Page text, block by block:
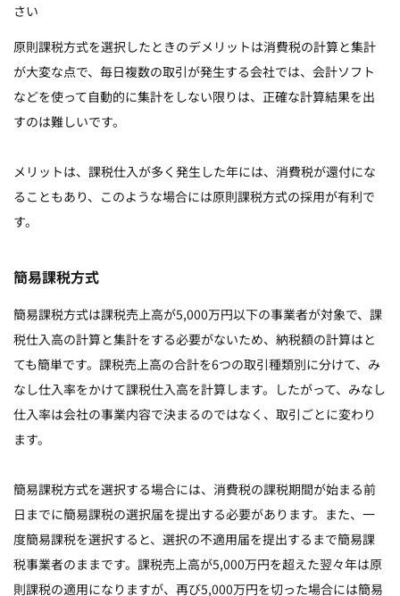
さい
原則課税方式を選択したときのデメリットは消費税の計算と集計
が大変な点で、毎日複数の取引が発生する会社では、会計ソフト
などを使って自動的に集計をしない限りは、正確な計算結果を出
すのは難しいです。
メリットは、課税仕入が多く発生した年には、消費税が還付にな
ることもあり、このような場合には原則課税方式の採用が有利で
す。
簡易課税方式
簡易課税方式は課税売上高が5,000万円以下の事業者が対象で、課
税仕入高の計算と集計をする必要がないため、納税額の計算はと
ても簡単です。課税売上高の合計を6つの取引種類別に分けて、み
なし仕入率をかけて課税仕入高を計算します。したがって、みなし
仕入率は会社の事業内容で決まるのではなく、取引ごとに変わり
ます。
簡易課税方式を選択する場合には、消費税の課税期間が始まる前
日までに簡易課税の選択届を提出する必要があります。また、一
度簡易課税を選択すると、選択の不適用届を提出するまで簡易課
税事業者のままです。課税売上高が5,000万円を超えた翌々年は原
則課税の適用になりますが、再び5,000万円を切った場合には簡易